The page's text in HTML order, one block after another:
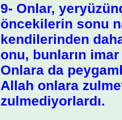
9- Onlar,
öncekilerin sonu
kendilerinden
onu, bunların
Onlara da
Allah onlara
zulmediyorlardı.